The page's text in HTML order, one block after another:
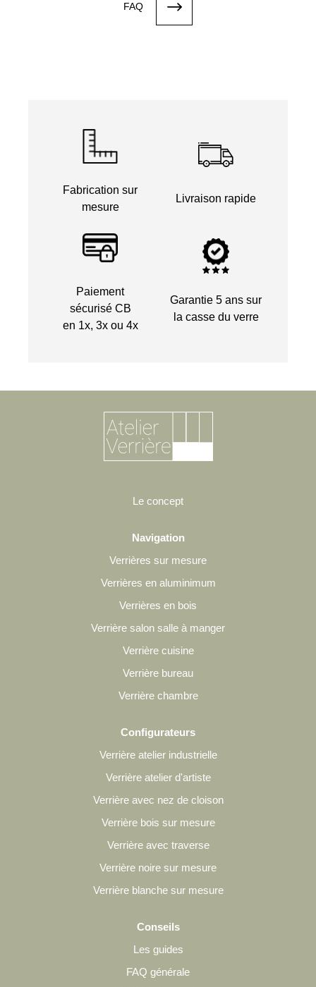
FAQ
Fabrication sur
mesure
Livraison rapide
Paiement
sécurisé CB
en 1x, 3x ou 4x
Garantie 5 ans sur
la casse du verre
Le concept
Navigation
Verrières sur mesure
Verrières en aluminimum
Verrières en bois
Verrière salon salle à manger
Verrière cuisine
Verrière bureau
Verrière chambre
Configurateurs
Verrière atelier industrielle
Verrière atelier d'artiste
Verrière avec nez de cloison
Verrière bois sur mesure
Verrière avec traverse
Verrière noire sur mesure
Verrière blanche sur mesure
Conseils
Les guides
FAQ générale